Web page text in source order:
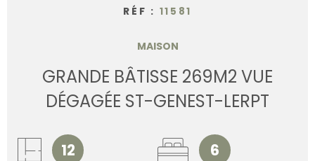
RÉF : 11581
MAISON
GRANDE BÂTISSE 269M2 VUE
DÉGAGÉE ST-GENEST-LERPT
12 6